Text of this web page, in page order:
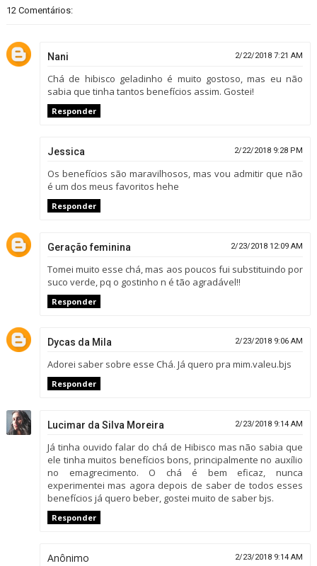
12 Comentários:
Nani 2/22/2018 7:21 AM
Chá de hibisco geladinho é muito gostoso, mas eu não
sabia que tinha tantos benefícios assim. Gostei!
Responder
Jessica 2/22/2018 9:28 PM
Os benefícios são maravilhosos, mas vou admitir que não
é um dos meus favoritos hehe
Responder
Geração feminina 2/23/2018 12:09 AM
Tomei muito esse chá, mas aos poucos fui substituindo por
suco verde, pq o gostinho n é tão agradável!!
Responder
Dycas da Mila 2/23/2018 9:06 AM
Adorei saber sobre esse Chá. Já quero pra mim.valeu.bjs
Responder
Lucimar da Silva Moreira 2/23/2018 9:14 AM
Já tinha ouvido falar do chá de Hibisco mas não sabia que
ele tinha muitos benefícios bons, principalmente no auxílio
no emagrecimento. O chá é bem eficaz, nunca
experimentei mas agora depois de saber de todos esses
benefícios já quero beber, gostei muito de saber bjs.
Responder
Anônimo 2/23/2018 9:14 AM